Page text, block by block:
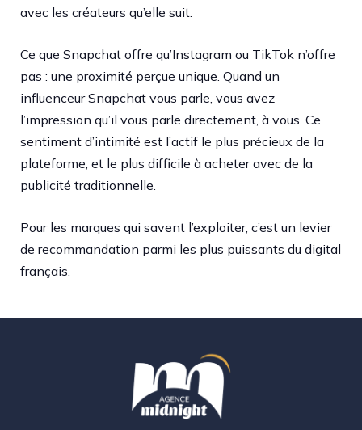
avec les créateurs qu’elle suit.
Ce que Snapchat offre qu’Instagram ou TikTok n’offre
pas : une proximité perçue unique. Quand un
influenceur Snapchat vous parle, vous avez
l’impression qu’il vous parle directement, à vous. Ce
sentiment d’intimité est l’actif le plus précieux de la
plateforme, et le plus difficile à acheter avec de la
publicité traditionnelle.
Pour les marques qui savent l’exploiter, c’est un levier
de recommandation parmi les plus puissants du digital
français.